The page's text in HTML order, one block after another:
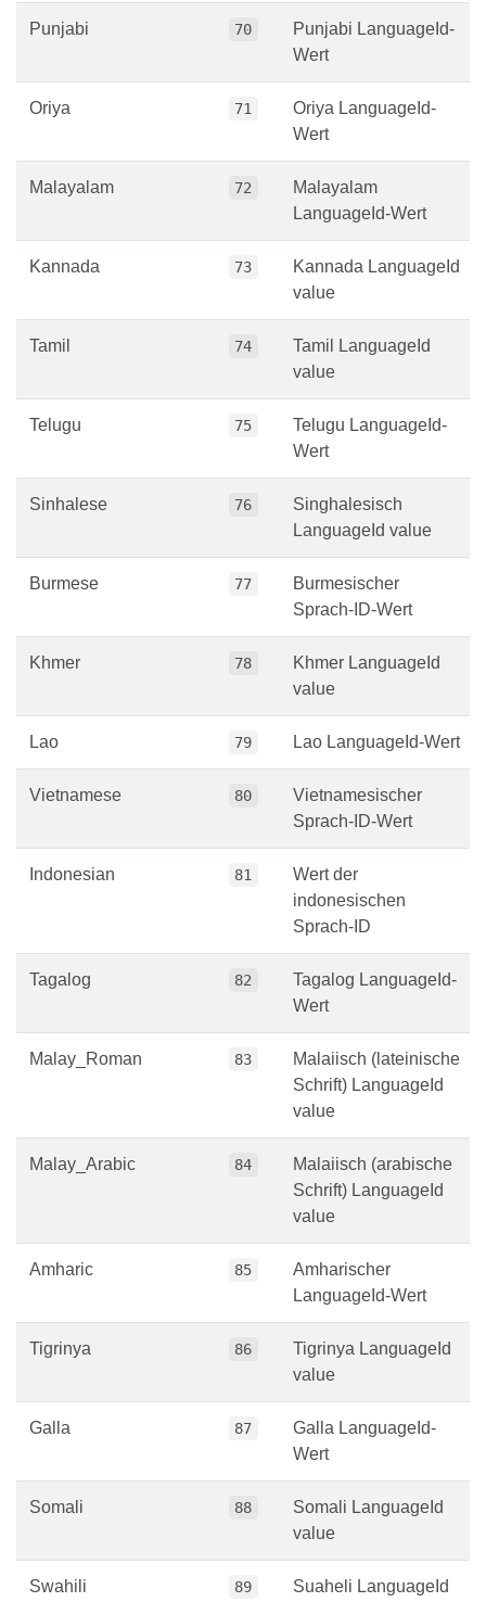
Punjabi 70
Punjabi LanguageId-
Wert
Oriya 71
Oriya LanguageId-
Wert
Malayalam 72
Malayalam
LanguageId-Wert
Kannada 73
Kannada LanguageId
value
Tamil 74
Tamil LanguageId
value
Telugu 75
Telugu LanguageId-
Wert
Sinhalese 76
Singhalesisch
LanguageId value
Burmese 77
Burmesischer
Sprach-ID-Wert
Khmer 78
Khmer LanguageId
value
Lao 79 Lao LanguageId-Wert
Vietnamese 80
Vietnamesischer
Sprach-ID-Wert
Indonesian 81
Wert der
indonesischen
Sprach-ID
Tagalog 82
Tagalog LanguageId-
Wert
Malay_Roman 83
Malaiisch (lateinische
Schrift) LanguageId
value
Malay_Arabic 84
Malaiisch (arabische
Schrift) LanguageId
value
Amharic 85
Amharischer
LanguageId-Wert
Tigrinya 86
Tigrinya LanguageId
value
Galla 87
Galla LanguageId-
Wert
Somali 88
Somali LanguageId
value
Swahili 89
Suaheli LanguageId